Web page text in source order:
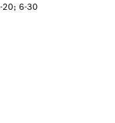
20; 6-30